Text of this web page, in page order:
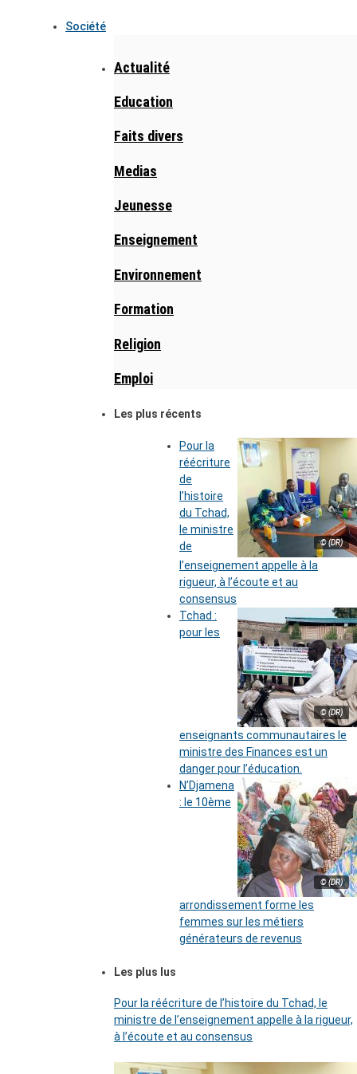
Société
Actualité
Education
Faits divers
Medias
Jeunesse
Enseignement
Environnement
Formation
Religion
Emploi
Les plus récents
© (DR)
Pour la
réécriture
de
l’histoire
du Tchad,
le ministre
de
l’enseignement appelle à la
rigueur, à l’écoute et au
consensus
© (DR)
Tchad :
pour les
enseignants communautaires le
ministre des Finances est un
danger pour l’éducation.
© (DR)
N’Djamena
: le 10ème
arrondissement forme les
femmes sur les métiers
générateurs de revenus
Les plus lus
Pour la réécriture de l’histoire du Tchad, le
ministre de l’enseignement appelle à la rigueur,
à l’écoute et au consensus